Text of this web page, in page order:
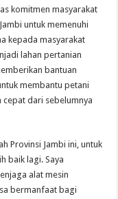
komitmen masyarakat
untuk memenuhi
kepada masyarakat
lahan pertanian
bantuan
membantu petani
cepat dari sebelumnya
Provinsi Jambi ini, untuk
baik lagi. Saya
alat mesin
bermanfaat bagi